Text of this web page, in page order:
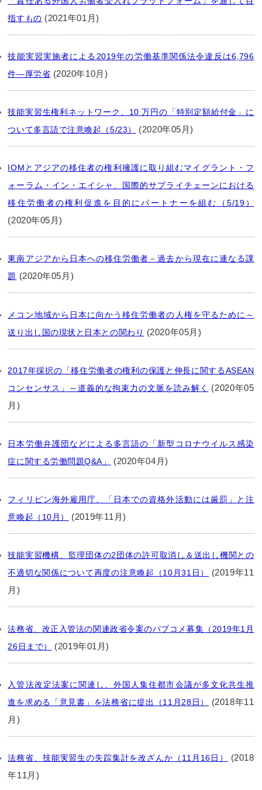
指すもの (2021年01月)
技能実習実施者による2019年の労働基準関係法令違反は6,796
件―厚労省 (2020年10月)
技能実習生権利ネットワーク、10 万円の「特別定額給付金」に
ついて多言語で注意喚起（5/23）
(2020年05月)
IOMとアジアの移住者の権利擁護に取り組むマイグラント・フ
ォーラム・イン・エイシャ、国際的サプライチェーンにおける
移住労働者の権利促進を目的にパートナーを組む（5/19）
(2020年05月)
東南アジアから日本への移住労働者－過去から現在に連なる課
題 (2020年05月)
メコン地域から日本に向かう移住労働者の人権を守るために～
送り出し国の現状と日本との関わり (2020年05月)
2017年採択の「移住労働者の権利の保護と伸長に関するASEAN
コンセンサス」～道義的な拘束力の文脈を読み解く
(2020年05
月)
日本労働弁護団などによる多言語の「新型コロナウイルス感染
症に関する労働問題Q&A」
(2020年04月)
フィリピン海外雇用庁、「日本での資格外活動には厳罰」と注
意喚起（10月）
(2019年11月)
技能実習機構、監理団体の2団体の許可取消し＆送出し機関との
不適切な関係について再度の注意喚起（10月31日）
(2019年11
月)
法務省、改正入管法の関連政省令案のパブコメ募集（2019年1月
26日まで）
(2019年01月)
入管法改定法案に関連し、外国人集住都市会議が多文化共生推
進を求める「意見書」を法務省に提出（11月28日）
(2018年11
月)
法務省、技能実習生の失踪集計を改ざんか（11月16日）
(2018
年11月)